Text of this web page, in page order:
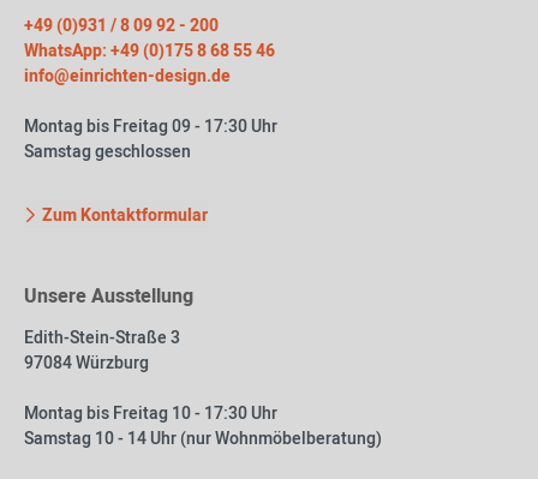
+49 (0)931 / 8 09 92 - 200
WhatsApp: +49 (0)175 8 68 55 46
info@einrichten-design.de
Montag bis Freitag 09 - 17:30 Uhr
Samstag geschlossen
Zum Kontaktformular
Unsere Ausstellung
Edith-Stein-Straße 3
97084 Würzburg
Montag bis Freitag 10 - 17:30 Uhr
Samstag 10 - 14 Uhr (nur Wohnmöbelberatung)